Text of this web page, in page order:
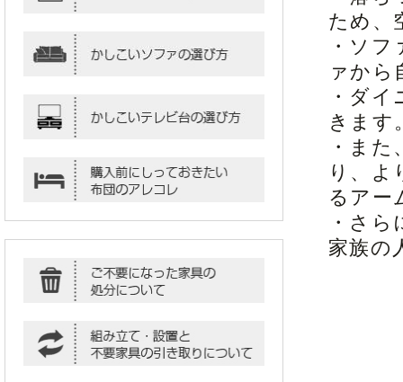
ため、
・ソ
ァから
・ダ
きます
・ま
り、よ
るアー
・さ
家族の